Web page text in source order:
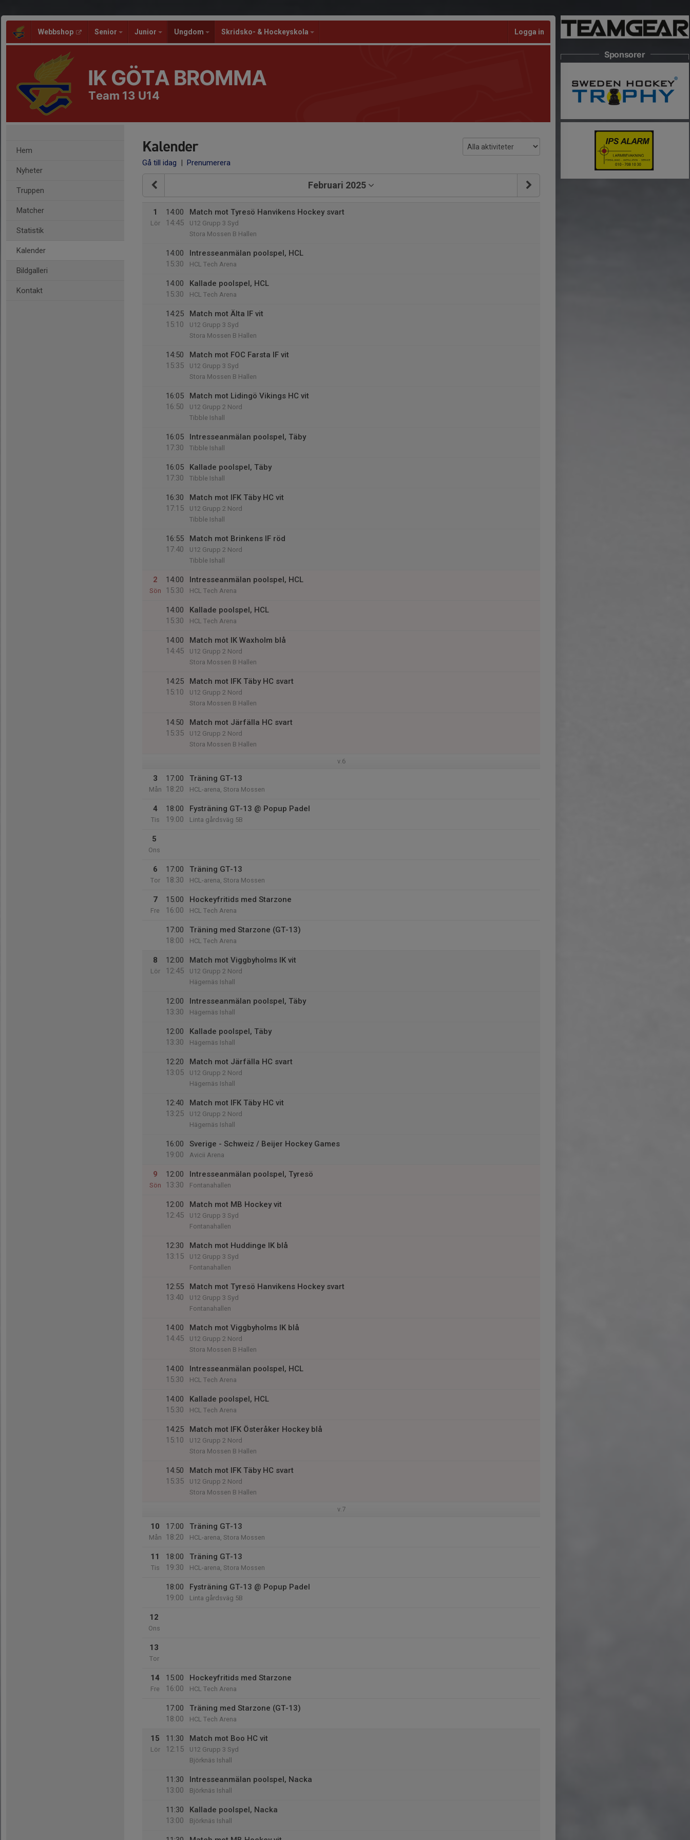
Webbshop Senior Junior Ungdom Skridsko- & Hockeyskola Logga in
IK GÖTA BROMMA
Team 13 U14
Hem
Nyheter
Truppen
Matcher
Statistik
Kalender
Bildgalleri
Kontakt
Kalender
Gå till idag | Prenumerera
Februari 2025
1
Lör
14:00
14:45
Match mot Tyresö Hanvikens Hockey svart
U12 Grupp 3 Syd
Stora Mossen B Hallen
14:00
15:30
Intresseanmälan poolspel, HCL
HCL Tech Arena
14:00
15:30
Kallade poolspel, HCL
HCL Tech Arena
14:25
15:10
Match mot Älta IF vit
U12 Grupp 3 Syd
Stora Mossen B Hallen
14:50
15:35
Match mot FOC Farsta IF vit
U12 Grupp 3 Syd
Stora Mossen B Hallen
16:05
16:50
Match mot Lidingö Vikings HC vit
U12 Grupp 2 Nord
Tibble Ishall
16:05
17:30
Intresseanmälan poolspel, Täby
Tibble Ishall
16:05
17:30
Kallade poolspel, Täby
Tibble Ishall
16:30
17:15
Match mot IFK Täby HC vit
U12 Grupp 2 Nord
Tibble Ishall
16:55
17:40
Match mot Brinkens IF röd
U12 Grupp 2 Nord
Tibble Ishall
2
Sön
14:00
15:30
Intresseanmälan poolspel, HCL
HCL Tech Arena
14:00
15:30
Kallade poolspel, HCL
HCL Tech Arena
14:00
14:45
Match mot IK Waxholm blå
U12 Grupp 2 Nord
Stora Mossen B Hallen
14:25
15:10
Match mot IFK Täby HC svart
U12 Grupp 2 Nord
Stora Mossen B Hallen
14:50
15:35
Match mot Järfälla HC svart
U12 Grupp 2 Nord
Stora Mossen B Hallen
v.6
3
Mån
17:00
18:20
Träning GT-13
HCL-arena, Stora Mossen
4
Tis
18:00
19:00
Fysträning GT-13 @ Popup Padel
Linta gårdsväg 5B
5
Ons
6
Tor
17:00
18:30
Träning GT-13
HCL-arena, Stora Mossen
7
Fre
15:00
16:00
Hockeyfritids med Starzone
HCL Tech Arena
17:00
18:00
Träning med Starzone (GT-13)
HCL Tech Arena
8
Lör
12:00
12:45
Match mot Viggbyholms IK vit
U12 Grupp 2 Nord
Hägernäs Ishall
12:00
13:30
Intresseanmälan poolspel, Täby
Hägernäs Ishall
12:00
13:30
Kallade poolspel, Täby
Hägernäs Ishall
12:20
13:05
Match mot Järfälla HC svart
U12 Grupp 2 Nord
Hägernäs Ishall
12:40
13:25
Match mot IFK Täby HC vit
U12 Grupp 2 Nord
Hägernäs Ishall
16:00
19:00
Sverige - Schweiz / Beijer Hockey Games
Avicii Arena
9
Sön
12:00
13:30
Intresseanmälan poolspel, Tyresö
Fontanahallen
12:00
12:45
Match mot MB Hockey vit
U12 Grupp 3 Syd
Fontanahallen
12:30
13:15
Match mot Huddinge IK blå
U12 Grupp 3 Syd
Fontanahallen
12:55
13:40
Match mot Tyresö Hanvikens Hockey svart
U12 Grupp 3 Syd
Fontanahallen
14:00
14:45
Match mot Viggbyholms IK blå
U12 Grupp 2 Nord
Stora Mossen B Hallen
14:00
15:30
Intresseanmälan poolspel, HCL
HCL Tech Arena
14:00
15:30
Kallade poolspel, HCL
HCL Tech Arena
14:25
15:10
Match mot IFK Österåker Hockey blå
U12 Grupp 2 Nord
Stora Mossen B Hallen
14:50
15:35
Match mot IFK Täby HC svart
U12 Grupp 2 Nord
Stora Mossen B Hallen
v.7
10
Mån
17:00
18:20
Träning GT-13
HCL-arena, Stora Mossen
11
Tis
18:00
19:30
Träning GT-13
HCL-arena, Stora Mossen
18:00
19:00
Fysträning GT-13 @ Popup Padel
Linta gårdsväg 5B
12
Ons
13
Tor
14
Fre
15:00
16:00
Hockeyfritids med Starzone
HCL Tech Arena
17:00
18:00
Träning med Starzone (GT-13)
HCL Tech Arena
15
Lör
11:30
12:15
Match mot Boo HC vit
U12 Grupp 3 Syd
Björknäs Ishall
11:30
13:00
Intresseanmälan poolspel, Nacka
Björknäs Ishall
11:30
13:00
Kallade poolspel, Nacka
Björknäs Ishall
Sponsorer